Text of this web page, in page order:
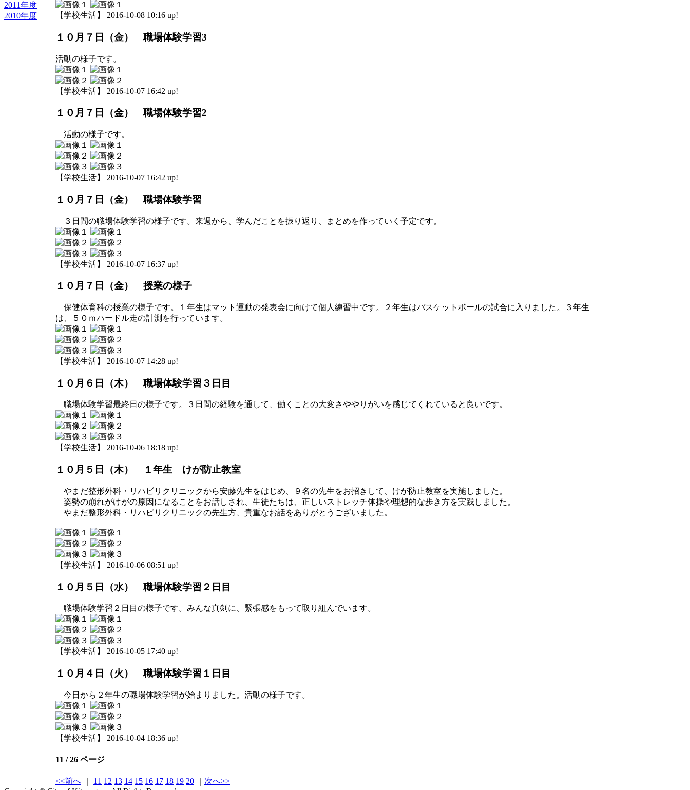
2011年度
2010年度
【学校生活】 2016-10-08 10:16 up!
１０月７日（金） 職場体験学習3
活動の様子です。
【学校生活】 2016-10-07 16:42 up!
１０月７日（金） 職場体験学習2
活動の様子です。
【学校生活】 2016-10-07 16:42 up!
１０月７日（金） 職場体験学習
３日間の職場体験学習の様子です。来週から、学んだことを振り返り、まとめを作っていく予定です。
【学校生活】 2016-10-07 16:37 up!
１０月７日（金） 授業の様子
保健体育科の授業の様子です。１年生はマット運動の発表会に向けて個人練習中です。２年生はバスケットボールの試合に入りました。３年生
は、５０ｍハードル走の計測を行っています。
【学校生活】 2016-10-07 14:28 up!
１０月６日（木） 職場体験学習３日目
職場体験学習最終日の様子です。３日間の経験を通して、働くことの大変さややりがいを感じてくれていると良いです。
【学校生活】 2016-10-06 18:18 up!
１０月５日（木） １年生 けが防止教室
やまだ整形外科・リハビリクリニックから安藤先生をはじめ、９名の先生をお招きして、けが防止教室を実施しました。
姿勢の崩れがけがの原因になることをお話しされ、生徒たちは、正しいストレッチ体操や理想的な歩き方を実践しました。
やまだ整形外科・リハビリクリニックの先生方、貴重なお話をありがとうございました。
【学校生活】 2016-10-06 08:51 up!
１０月５日（水） 職場体験学習２日目
職場体験学習２日目の様子です。みんな真剣に、緊張感をもって取り組んでいます。
【学校生活】 2016-10-05 17:40 up!
１０月４日（火） 職場体験学習１日目
今日から２年生の職場体験学習が始まりました。活動の様子です。
【学校生活】 2016-10-04 18:36 up!
11 / 26 ページ
<<前へ 11 12 13 14 15 16 17 18 19 20 次へ>>